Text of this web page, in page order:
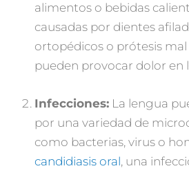
alimentos o bebidas
causadas por dientes
ortopédicos o prótesis
pueden provocar dolor en
Infecciones: La lengua
por una variedad de
como bacterias, virus o
candidiasis oral, una